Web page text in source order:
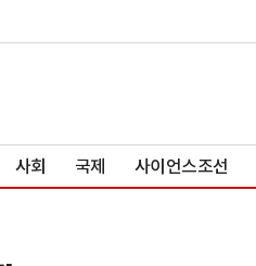
사회 국제 사이언스조선